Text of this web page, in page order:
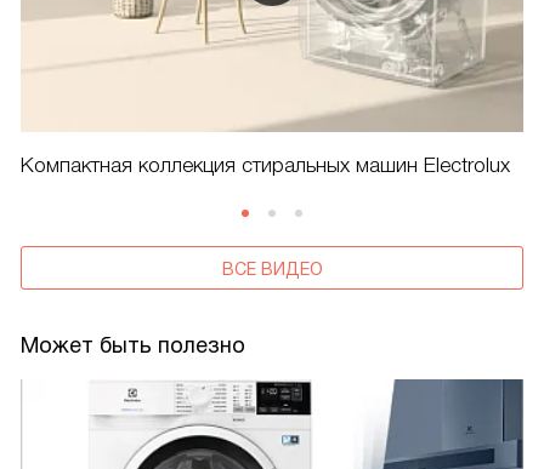
Компактная коллекция стиральных машин Electrolux
ВСЕ ВИДЕО
Может быть полезно